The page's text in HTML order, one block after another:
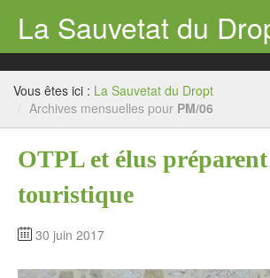
La Sauvetat du
Accueil
Mairie
Vous êtes ici : La Sauvetat du Dropt
/ Archives mensuelles pour PM/06
OTPL et élus
touristique
30 juin 2017